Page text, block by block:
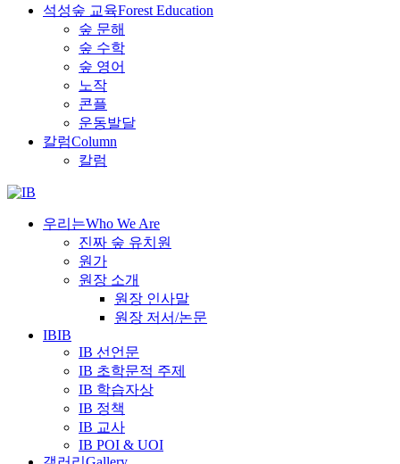
석성숲 교육Forest Education
숲 문해
숲 수학
숲 영어
노작
콘플
운동발달
칼럼Column
칼럼
우리는Who We Are
진짜 숲 유치원
원가
원장 소개
원장 인사말
원장 저서/논문
IBIB
IB 선언문
IB 초학문적 주제
IB 학습자상
IB 정책
IB 교사
IB POI & UOI